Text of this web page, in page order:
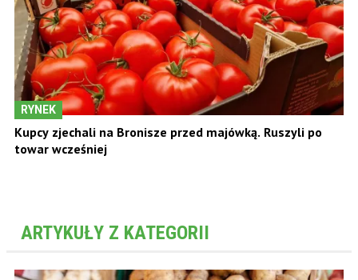
RYNEK
Kupcy zjechali na Bronisze przed majówką. Ruszyli po
towar wcześniej
ARTYKUŁY Z KATEGORII